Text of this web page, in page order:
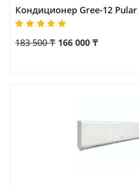
Кондиционер Gree-12 Pular
183 500 ₸ 166 000 ₸